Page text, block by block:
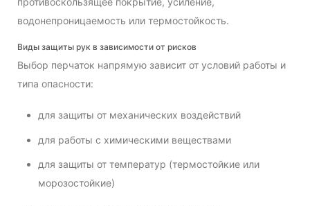
водонепроницаемость или термостойкость.
Виды защиты рук в зависимости от рисков
Выбор перчаток напрямую зависит от условий работы и
типа опасности:
для защиты от механических воздействий
для работы с химическими веществами
для защиты от температур (термостойкие или
морозостойкие)